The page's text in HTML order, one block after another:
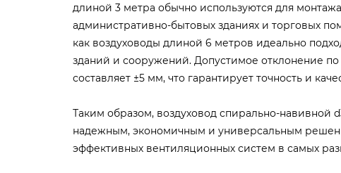
длиной 3 метра обычно используются для
административно-бытовых зданиях и торговых
как воздуховоды длиной 6 метров идеально
зданий и сооружений. Допустимое отклонение по
составляет ±5 мм, что гарантирует точность и
Таким образом, воздуховод спирально-навивной
надежным, экономичным и универсальным
эффективных вентиляционных систем в самых